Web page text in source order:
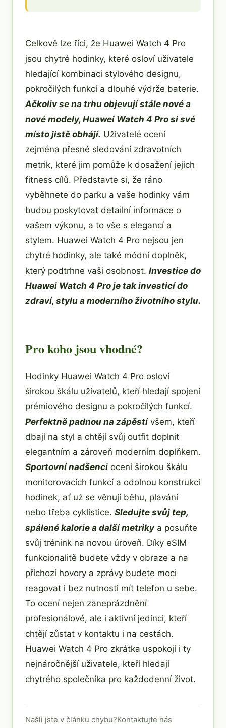
Celkově lze říci, že Huawei Watch 4 Pro
jsou chytré hodinky, které osloví uživatele
hledající kombinaci stylového designu,
pokročilých funkcí a dlouhé výdrže baterie.
Ačkoliv se na trhu objevují stále nové a
nové modely, Huawei Watch 4 Pro si své
místo jistě obhájí. Uživatelé ocení
zejména přesné sledování zdravotních
metrik, které jim pomůže k dosažení jejich
fitness cílů. Představte si, že ráno
vyběhnete do parku a vaše hodinky vám
budou poskytovat detailní informace o
vašem výkonu, a to vše s elegancí a
stylem. Huawei Watch 4 Pro nejsou jen
chytré hodinky, ale také módní doplněk,
který podtrhne vaši osobnost. Investice do
Huawei Watch 4 Pro je tak investicí do
zdraví, stylu a moderního životního stylu.
Pro koho jsou vhodné?
Hodinky Huawei Watch 4 Pro osloví
širokou škálu uživatelů, kteří hledají spojení
prémiového designu a pokročilých funkcí.
Perfektně padnou na zápěstívšem, kteří
dbají na styl a chtějí svůj outfit doplnit
elegantním a zároveň moderním doplňkem.
Sportovní nadšenci ocení širokou škálu
monitorovacích funkcí a odolnou konstrukci
hodinek, ať už se věnují běhu, plavání
nebo třeba cyklistice. Sledujte svůj tep,
spálené kalorie a další metrikya posuňte
svůj trénink na novou úroveň. Díky eSIM
funkcionalitě budete vždy v obraze a na
příchozí hovory a zprávy budete moci
reagovat i bez nutnosti mít telefon u sebe.
To ocení nejen zaneprázdnění
profesionálové, ale i aktivní jedinci, kteří
chtějí zůstat v kontaktu i na cestách.
Huawei Watch 4 Pro zkrátka uspokojí i ty
nejnáročnější uživatele, kteří hledají
chytrého společníka pro každodenní život.
Našli jste v článku chybu?Kontaktujte nás